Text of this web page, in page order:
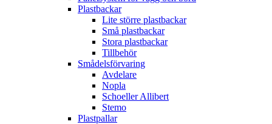
Plastbackar
Lite större plastbackar
Små plastbackar
Stora plastbackar
Tillbehör
Smådelsförvaring
Avdelare
Nopla
Schoeller Allibert
Stemo
Plastpallar